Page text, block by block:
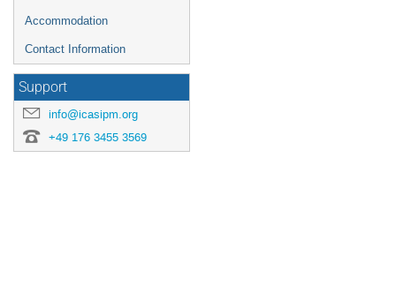
Accommodation
Contact Information
Support
info@icasipm.org
+49 176 3455 3569